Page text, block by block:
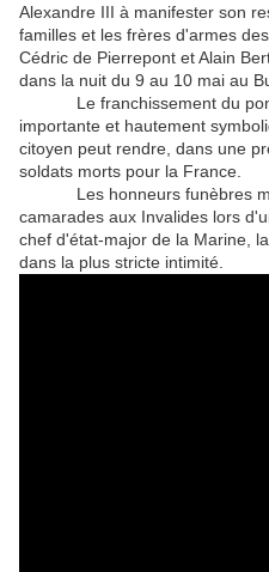
Alexandre III à manifester son
familles et les frères d'armes
Cédric de Pierrepont et Alain
dans la nuit du 9 au 10 mai au
Le franchissement du pont
importante et hautement
citoyen peut rendre, dans une
soldats morts pour la France.
Les honneurs funèbres
camarades aux Invalides lors
chef d'état-major de la Marine,
dans la plus stricte intimité.